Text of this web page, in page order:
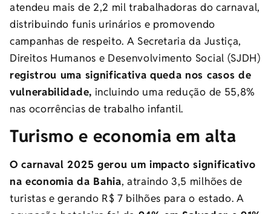
atendeu mais de 2,2 mil trabalhadoras do carnaval,
distribuindo funis urinários e promovendo
campanhas de respeito. A Secretaria da Justiça,
Direitos Humanos e Desenvolvimento Social (SJDH)
registrou uma significativa queda nos casos de
vulnerabilidade, incluindo uma redução de 55,8%
nas ocorrências de trabalho infantil.
Turismo e economia em alta
O carnaval 2025 gerou um impacto significativo
na economia da Bahia, atraindo 3,5 milhões de
turistas e gerando R$ 7 bilhões para o estado. A